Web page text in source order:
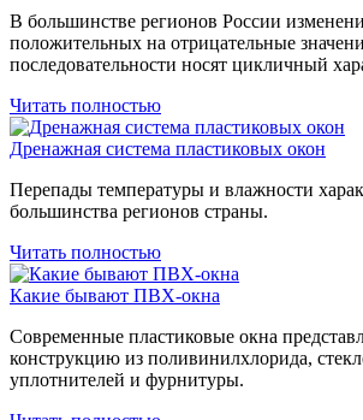
В большинстве регионов России
положительных на отрицательные
последовательности носят цикличный
Читать полностью
Дренажная система пластиковых окон
Перепады температуры и влажности
большинства регионов страны.
Читать полностью
Какие бывают ПВХ-окна
Современные пластиковые окна
конструкцию из поливинилхлорида,
уплотнителей и фурнитуры.